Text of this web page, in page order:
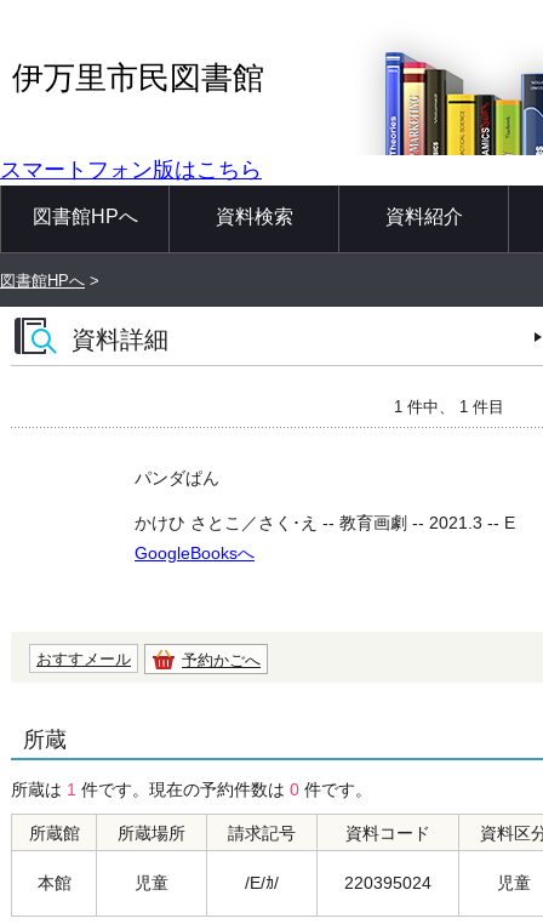
伊万里市民図書館
スマートフォン版はこちら
図書館HPへ 資料検索 資料紹介
図書館HPへ >
資料詳細
1 件中、 1 件目
パンダぱん
かけひ さとこ／さく･え -- 教育画劇 -- 2021.3 -- E
GoogleBooksへ
おすすメール 予約かごへ
所蔵
所蔵は 1 件です。現在の予約件数は 0 件です。
所蔵館 所蔵場所 請求記号 資料コード 資料区
本館 児童 /E/ｶ/ 220395024 児童